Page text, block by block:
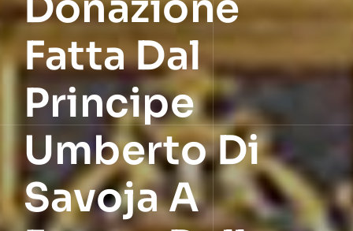
Fatta Dal
Principe
Umberto Di
Savoja A